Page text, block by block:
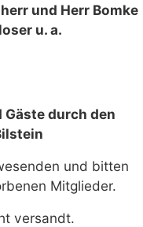
und Herr Bomke
u. a.
durch den
und bitten
Mitglieder.
versandt.